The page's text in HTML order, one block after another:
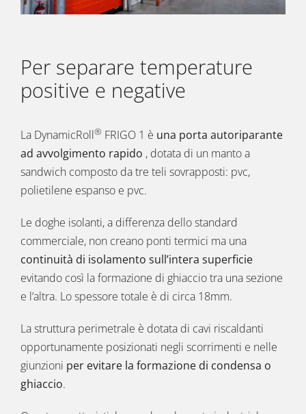
Per separare temperature
positive e negative
La DynamicRoll®FRIGO 1 è una porta autoriparante
ad avvolgimento rapido , dotata di un manto a
sandwich composto da tre teli sovrapposti: pvc,
polietilene espanso e pvc.
Le doghe isolanti, a differenza dello standard
commerciale, non creano ponti termici ma una
continuità di isolamento sull’intera superficie
evitando così la formazione di ghiaccio tra una sezione
e l’altra. Lo spessore totale è di circa 18mm.
La struttura perimetrale è dotata di cavi riscaldanti
opportunamente posizionati negli scorrimenti e nelle
giunzioni per evitare la formazione di condensa o
ghiaccio.